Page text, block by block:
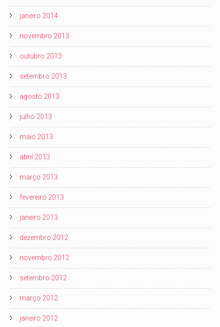
janeiro 2014
novembro 2013
outubro 2013
setembro 2013
agosto 2013
julho 2013
maio 2013
abril 2013
março 2013
fevereiro 2013
janeiro 2013
dezembro 2012
novembro 2012
setembro 2012
março 2012
janeiro 2012